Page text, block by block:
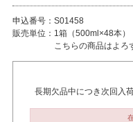
申込番号： S01458
販売単位： 1箱（500ml×48本）
こちらの商品はよろ
長期欠品中につき次回入